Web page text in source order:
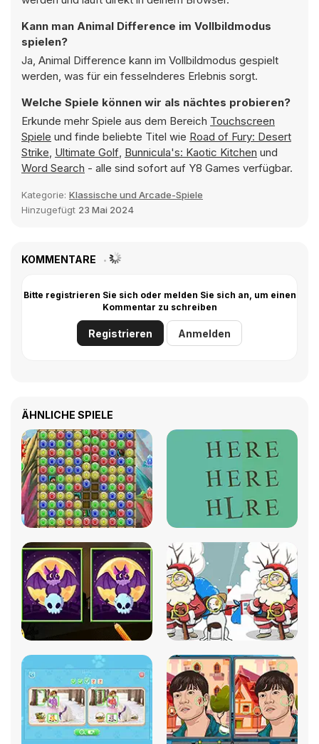
Kann man Animal Difference im Vollbildmodus
spielen?
Ja, Animal Difference kann im Vollbildmodus gespielt
werden, was für ein fesselnderes Erlebnis sorgt.
Welche Spiele können wir als nächtes probieren?
Erkunde mehr Spiele aus dem Bereich Touchscreen
Spiele und finde beliebte Titel wie Road of Fury: Desert
Strike, Ultimate Golf, Bunnicula's: Kaotic Kitchen und
Word Search - alle sind sofort auf Y8 Games verfügbar.
Kategorie: Klassische und Arcade-Spiele
Hinzugefügt 23 Mai 2024
KOMMENTARE
Bitte registrieren Sie sich oder melden Sie sich an, um einen
Kommentar zu schreiben
Registrieren Anmelden
ÄHNLICHE SPIELE